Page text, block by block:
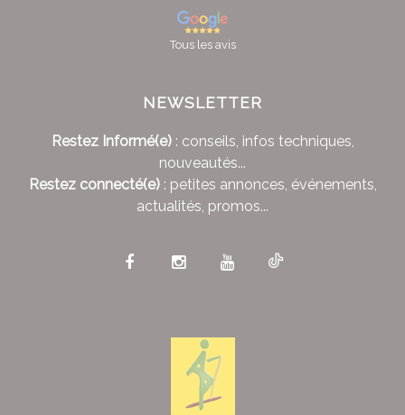
Tous les avis
NEWSLETTER
Restez Informé(e): conseils, infos techniques,
nouveautés...
Restez connecté(e): petites annonces, événements,
actualités, promos...